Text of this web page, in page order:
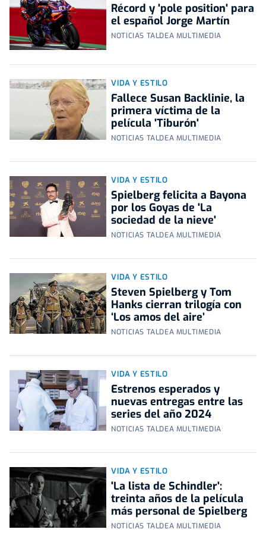
Récord y 'pole position' para
el español Jorge Martín
NOTICIAS TALDEA MULTIMEDIA
VIDA Y ESTILO
Fallece Susan Backlinie, la
primera víctima de la
película 'Tiburón'
NOTICIAS TALDEA MULTIMEDIA
VIDA Y ESTILO
Spielberg felicita a Bayona
por los Goyas de 'La
sociedad de la nieve'
NOTICIAS TALDEA MULTIMEDIA
VIDA Y ESTILO
Steven Spielberg y Tom
Hanks cierran trilogía con
‘Los amos del aire’
NOTICIAS TALDEA MULTIMEDIA
VIDA Y ESTILO
Estrenos esperados y
nuevas entregas entre las
series del año 2024
NOTICIAS TALDEA MULTIMEDIA
VIDA Y ESTILO
'La lista de Schindler':
treinta años de la película
más personal de Spielberg
NOTICIAS TALDEA MULTIMEDIA